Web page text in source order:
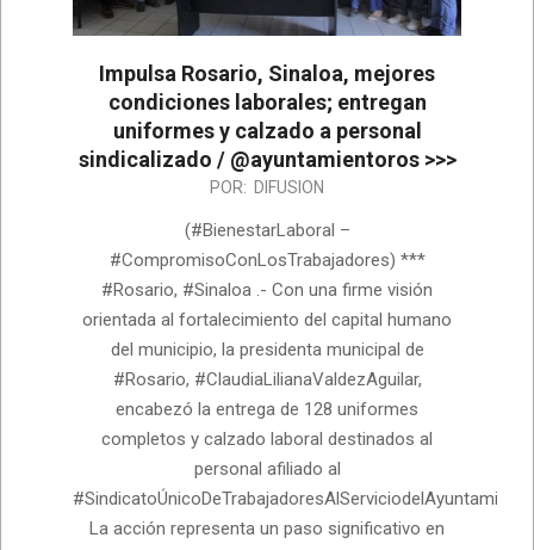
Impulsa Rosario, Sinaloa, mejores
condiciones laborales; entregan
uniformes y calzado a personal
sindicalizado / @ayuntamientoros >>>
POR: DIFUSION
(#BienestarLaboral –
#CompromisoConLosTrabajadores) ***
#Rosario, #Sinaloa .- Con una firme visión
orientada al fortalecimiento del capital humano
del municipio, la presidenta municipal de
#Rosario, #ClaudiaLilianaValdezAguilar,
encabezó la entrega de 128 uniformes
completos y calzado laboral destinados al
personal afiliado al
La acción representa un paso significativo en